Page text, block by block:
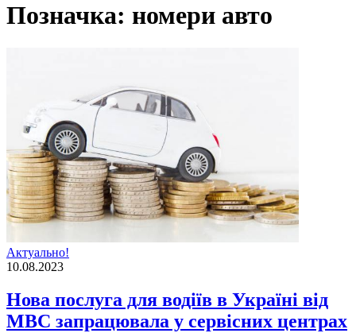
Позначка: номери авто
Актуально!
10.08.2023
Новa послугa для водіїв в Україні від
МВС запрацювала у сервісних центрах